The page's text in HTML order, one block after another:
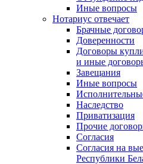
Иные вопросы
Нотариус отвечает
Брачные
Доверенности
Договоры
и иные
Завещания
Иные вопросы
Наследство
Приватизация
Прочие
Согласия
Согласия на
Республики